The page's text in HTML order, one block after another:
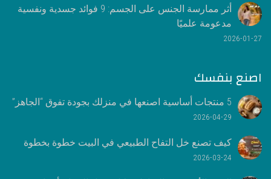
أثر ممارسة الجنس على الجسم: 9 فوائد جسدية ونفسية
مدعومة علميًا
2026-01-27
اصنع بنفسك
5 منتجات أساسية اصنعها في منزلك بجودة تفوق “الجاهز”
2026-04-29
كيف تصنع خل التفاح الطبيعي في البيت خطوة بخطوة
2026-03-24